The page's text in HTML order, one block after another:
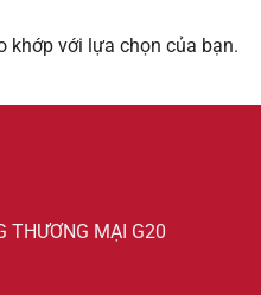
khớp với lựa chọn của bạn.
THƯƠNG MẠI G20